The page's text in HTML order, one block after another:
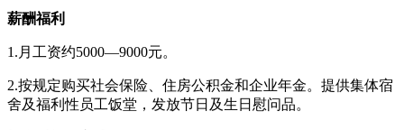
薪酬福利
1.月工资约5000—9000元。
2.按规定购买社会保险、住房公积金和企业年金。提供集体宿
舍及福利性员工饭堂，发放节日及生日慰问品。